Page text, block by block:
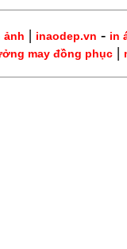
ảnh | inaodep.vn - in
may đồng phục|